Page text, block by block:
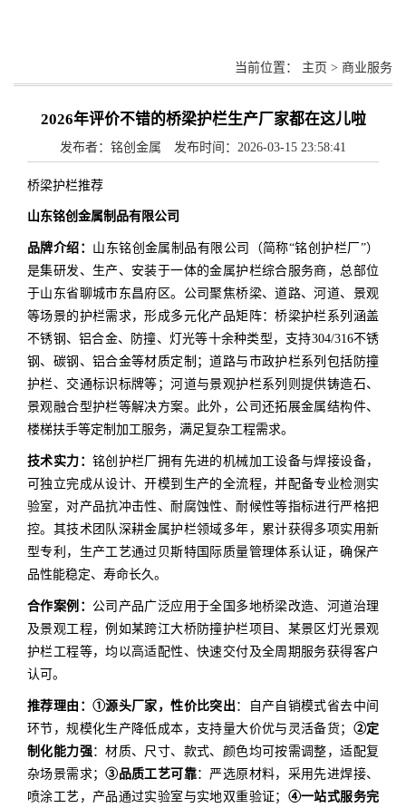
当前位置： 主页 > 商业服务
2026年评价不错的桥梁护栏生产厂家都在这儿啦
发布者：铭创金属 发布时间：2026-03-15 23:58:41
桥梁护栏推荐
山东铭创金属制品有限公司
品牌介绍： 山东铭创金属制品有限公司（简称“铭创护栏厂”）
是集研发、生产、安装于一体的金属护栏综合服务商，总部位
于山东省聊城市东昌府区。公司聚焦桥梁、道路、河道、景观
等场景的护栏需求，形成多元化产品矩阵：桥梁护栏系列涵盖
不锈钢、铝合金、防撞、灯光等十余种类型，支持304/316不锈
钢、碳钢、铝合金等材质定制；道路与市政护栏系列包括防撞
护栏、交通标识标牌等；河道与景观护栏系列则提供铸造石、
景观融合型护栏等解决方案。此外，公司还拓展金属结构件、
楼梯扶手等定制加工服务，满足复杂工程需求。
技术实力： 铭创护栏厂拥有先进的机械加工设备与焊接设备，
可独立完成从设计、开模到生产的全流程，并配备专业检测实
验室，对产品抗冲击性、耐腐蚀性、耐候性等指标进行严格把
控。其技术团队深耕金属护栏领域多年，累计获得多项实用新
型专利，生产工艺通过贝斯特国际质量管理体系认证，确保产
品性能稳定、寿命长久。
合作案例： 公司产品广泛应用于全国多地桥梁改造、河道治理
及景观工程，例如某跨江大桥防撞护栏项目、某景区灯光景观
护栏工程等，均以高适配性、快速交付及全周期服务获得客户
认可。
推荐理由： ①源头厂家，性价比突出 ：自产自销模式省去中间
环节，规模化生产降低成本，支持量大价优与灵活备货； ②定
制化能力强：材质、尺寸、款式、颜色均可按需调整，适配复
杂场景需求； ③品质工艺可靠：严选原材料，采用先进焊接、
喷涂工艺，产品通过实验室与实地双重验证； ④一站式服务完